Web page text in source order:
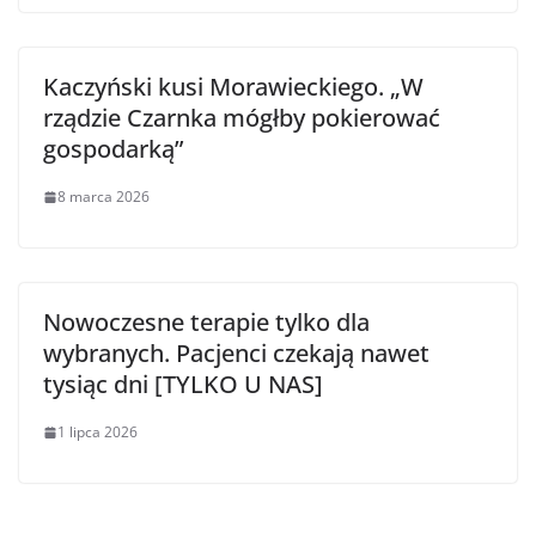
Kaczyński kusi Morawieckiego. „W
rządzie Czarnka mógłby pokierować
gospodarką”
8 marca 2026
Nowoczesne terapie tylko dla
wybranych. Pacjenci czekają nawet
tysiąc dni [TYLKO U NAS]
1 lipca 2026